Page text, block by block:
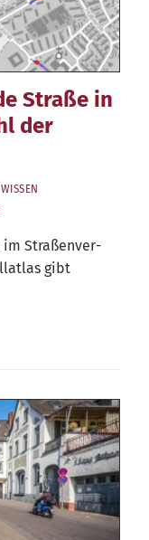
Straße in
der
im Stra­ßen­ver­
gibt